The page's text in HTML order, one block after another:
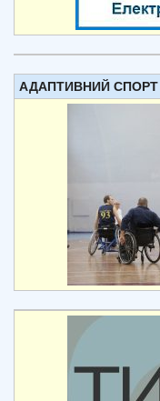
АДАПТИВНИЙ СПОРТ